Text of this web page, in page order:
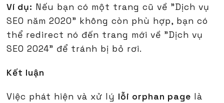
Ví dụ: Nếu bạn có một trang cũ về "Dịch vụ
SEO năm 2020" không còn phù hợp, bạn có
thể redirect nó đến trang mới về "Dịch vụ
SEO 2024" để tránh bị bỏ rơi.
Kết luận
Việc phát hiện và xử lý lỗi orphan page là